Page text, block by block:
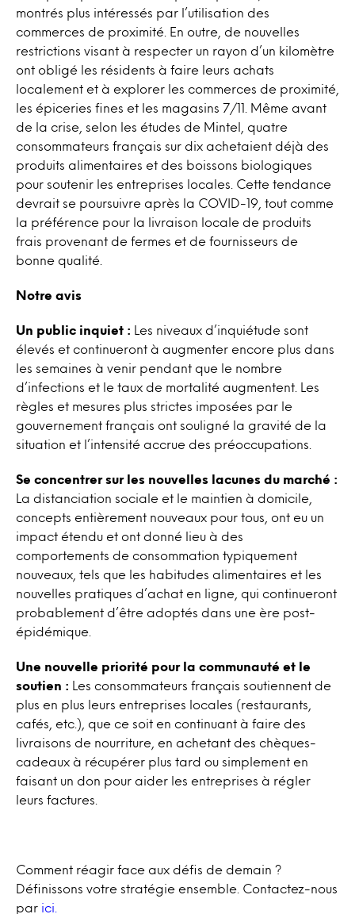
montrés plus intéressés par l’utilisation des
commerces de proximité. En outre, de nouvelles
restrictions visant à respecter un rayon d’un kilomètre
ont obligé les résidents à faire leurs achats
localement et à explorer les commerces de proximité,
les épiceries fines et les magasins 7/11. Même avant
de la crise, selon les études de Mintel, quatre
consommateurs français sur dix achetaient déjà des
produits alimentaires et des boissons biologiques
pour soutenir les entreprises locales. Cette tendance
devrait se poursuivre après la COVID-19, tout comme
la préférence pour la livraison locale de produits
frais provenant de fermes et de fournisseurs de
bonne qualité.
Notre avis
Un public inquiet :
Les niveaux d’inquiétude sont
élevés et continueront à augmenter encore plus dans
les semaines à venir pendant que le nombre
d’infections et le taux de mortalité augmentent. Les
règles et mesures plus strictes imposées par le
gouvernement français ont souligné la gravité de la
situation et l’intensité accrue des préoccupations.
Se concentrer sur les nouvelles lacunes du marché :
La distanciation sociale et le maintien à domicile,
concepts entièrement nouveaux pour tous, ont eu un
impact étendu et ont donné lieu à des
comportements de consommation typiquement
nouveaux, tels que les habitudes alimentaires et les
nouvelles pratiques d’achat en ligne, qui continueront
probablement d’être adoptés dans une ère post-
épidémique.
Une nouvelle priorité pour la communauté et le
soutien :
Les consommateurs français soutiennent de
plus en plus leurs entreprises locales (restaurants,
cafés, etc.), que ce soit en continuant à faire des
livraisons de nourriture, en achetant des chèques-
cadeaux à récupérer plus tard ou simplement en
faisant un don pour aider les entreprises à régler
leurs factures.
Comment réagir face aux défis de demain ?
Définissons votre stratégie ensemble. Contactez-nous
par ici.